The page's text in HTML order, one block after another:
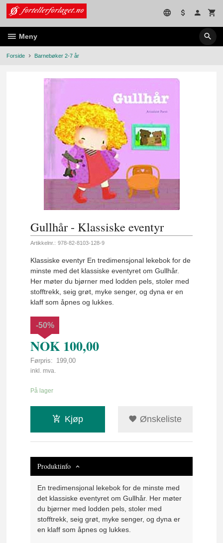
Gå
innholdet
Meny
Forside Barnebøker 2-7 år
Gullhår - Klassiske eventyr
Artikkelnr.: 978-82-8103-128-9
Klassiske eventyr En tredimensjonal lekebok for de
minste med det klassiske eventyret om Gullhår.
Her møter du bjørner med lodden pels, stoler med
stofftrekk, seig grøt, myke senger, og dyna er en
klaff som åpnes og lukkes.
NOK 100,00
Førpris: 199,00
Rabatt
-50%
inkl. mva.
På lager
Kjøp Ønskeliste
Produktinfo
En tredimensjonal lekebok for de minste med
det klassiske eventyret om Gullhår. Her møter
du bjørner med lodden pels, stoler med
stofftrekk, seig grøt, myke senger, og dyna er
en klaff som åpnes og lukkes.